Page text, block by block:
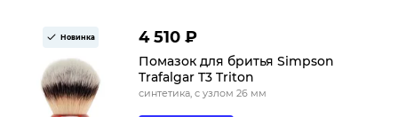
Новинка 4 510 ₽
Помазок для бритья Simpson
Trafalgar T3 Triton
синтетика, с узлом 26 мм